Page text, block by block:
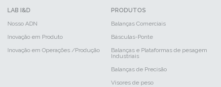
LAB I&D
Nosso ADN
Inovação em Produto
Inovação em Operações /Produção
PRODUTOS
Balanças Comerciais
Básculas-Ponte
Balanças e Plataformas de pesagem
Industriais
Balanças de Precisão
Visores de peso